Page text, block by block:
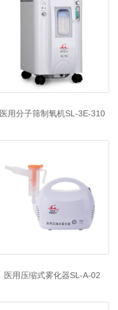
医用分子筛制氧机SL-3E-310
医用压缩式雾化器SL-A-02